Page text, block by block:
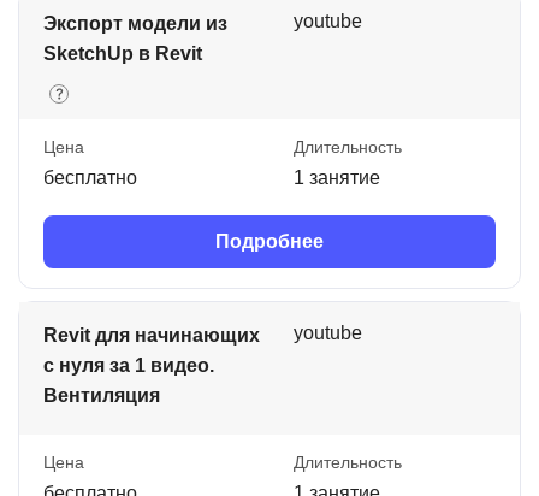
Экспорт модели из
SketchUp в Revit
youtube
Цена
бесплатно
Длительность
1 занятие
Подробнее
Revit для начинающих
с нуля за 1 видео.
Вентиляция
youtube
Цена Длительность